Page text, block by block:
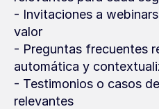
- Invitaciones a
valor
- Preguntas frecuentes
automática y
- Testimonios o casos
relevantes